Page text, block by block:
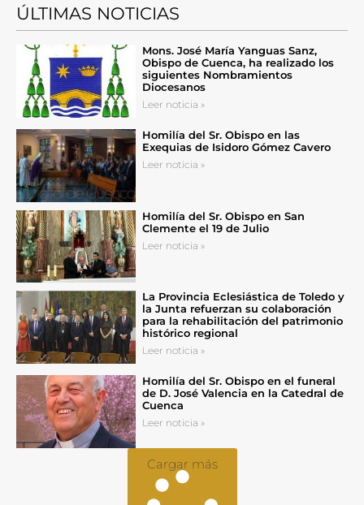
ÚLTIMAS NOTICIAS
Mons. José María Yanguas Sanz,
Obispo de Cuenca, ha realizado los
siguientes Nombramientos
Diocesanos
Leer noticia »
Homilía del Sr. Obispo en las
Exequias de Isidoro Gómez Cavero
Leer noticia »
Homilía del Sr. Obispo en San
Clemente el 19 de Julio
Leer noticia »
La Provincia Eclesiástica de Toledo y
la Junta refuerzan su colaboración
para la rehabilitación del patrimonio
histórico regional
Leer noticia »
Homilía del Sr. Obispo en el funeral
de D. José Valencia en la Catedral de
Cuenca
Leer noticia »
Cargar más